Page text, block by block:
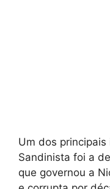
Um dos
Sandinista foi a
que governou a